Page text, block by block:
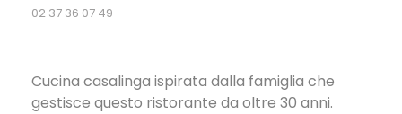
02 37 36 07 49
Cucina casalinga ispirata dalla famiglia che
gestisce questo ristorante da oltre 30 anni.